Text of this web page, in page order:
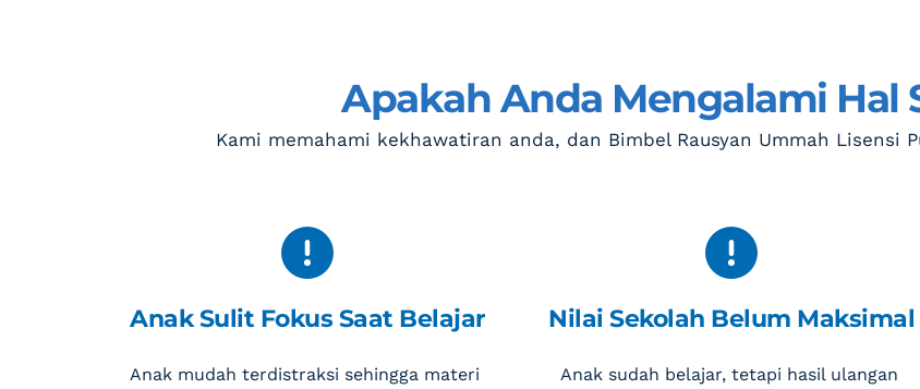
Apakah Anda Mengalami Hal
Kami memahami kekhawatiran anda, dan Bimbel Rausyan Ummah Lisensi
Anak Sulit Fokus Saat Belajar
Anak mudah terdistraksi sehingga materi
Nilai Sekolah Belum Maksimal
Anak sudah belajar, tetapi hasil ulangan